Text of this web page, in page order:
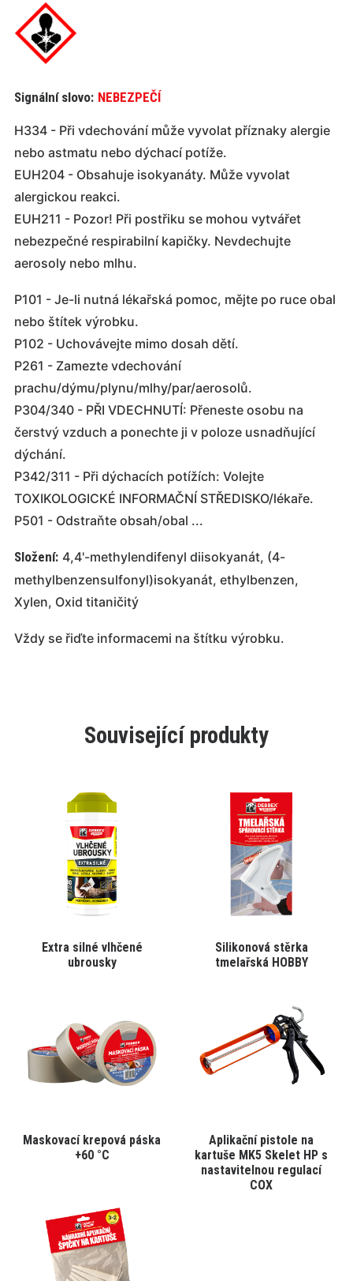
Signální slovo: NEBEZPEČÍ
H334 - Při vdechování může vyvolat příznaky alergie
nebo astmatu nebo dýchací potíže.
EUH204 - Obsahuje isokyanáty. Může vyvolat
alergickou reakci.
EUH211 - Pozor! Při postřiku se mohou vytvářet
nebezpečné respirabilní kapičky. Nevdechujte
aerosoly nebo mlhu.
P101 - Je-li nutná lékařská pomoc, mějte po ruce obal
nebo štítek výrobku.
P102 - Uchovávejte mimo dosah dětí.
P261 - Zamezte vdechování
prachu/dýmu/plynu/mlhy/par/aerosolů.
P304/340 - PŘI VDECHNUTÍ: Přeneste osobu na
čerstvý vzduch a ponechte ji v poloze usnadňující
dýchání.
P342/311 - Při dýchacích potížích: Volejte
TOXIKOLOGICKÉ INFORMAČNÍ STŘEDISKO/lékaře.
P501 - Odstraňte obsah/obal ...
Složení: 4,4'-methylendifenyl diisokyanát, (4-
methylbenzensulfonyl)isokyanát, ethylbenzen,
Xylen, Oxid titaničitý
Vždy se řiďte informacemi na štítku výrobku.
Související produkty
VYBRAT VARIANTU
Tento
produkt
vybrat
na
stránce
Extra silné vlhčené
ubrousky
VYBRAT VARIANTU
Tento
produkt
vybrat
Silikonová stěrka
tmelařská HOBBY
VYBRAT VARIANTU
Tento
produkt
vybrat
stránce
Maskovací krepová páska
+60 °C
VYBRAT VARIANTU
Tento
produkt
má
více
Aplikační pistole na
kartuše MK5 Skelet HP s
nastavitelnou regulací
COX